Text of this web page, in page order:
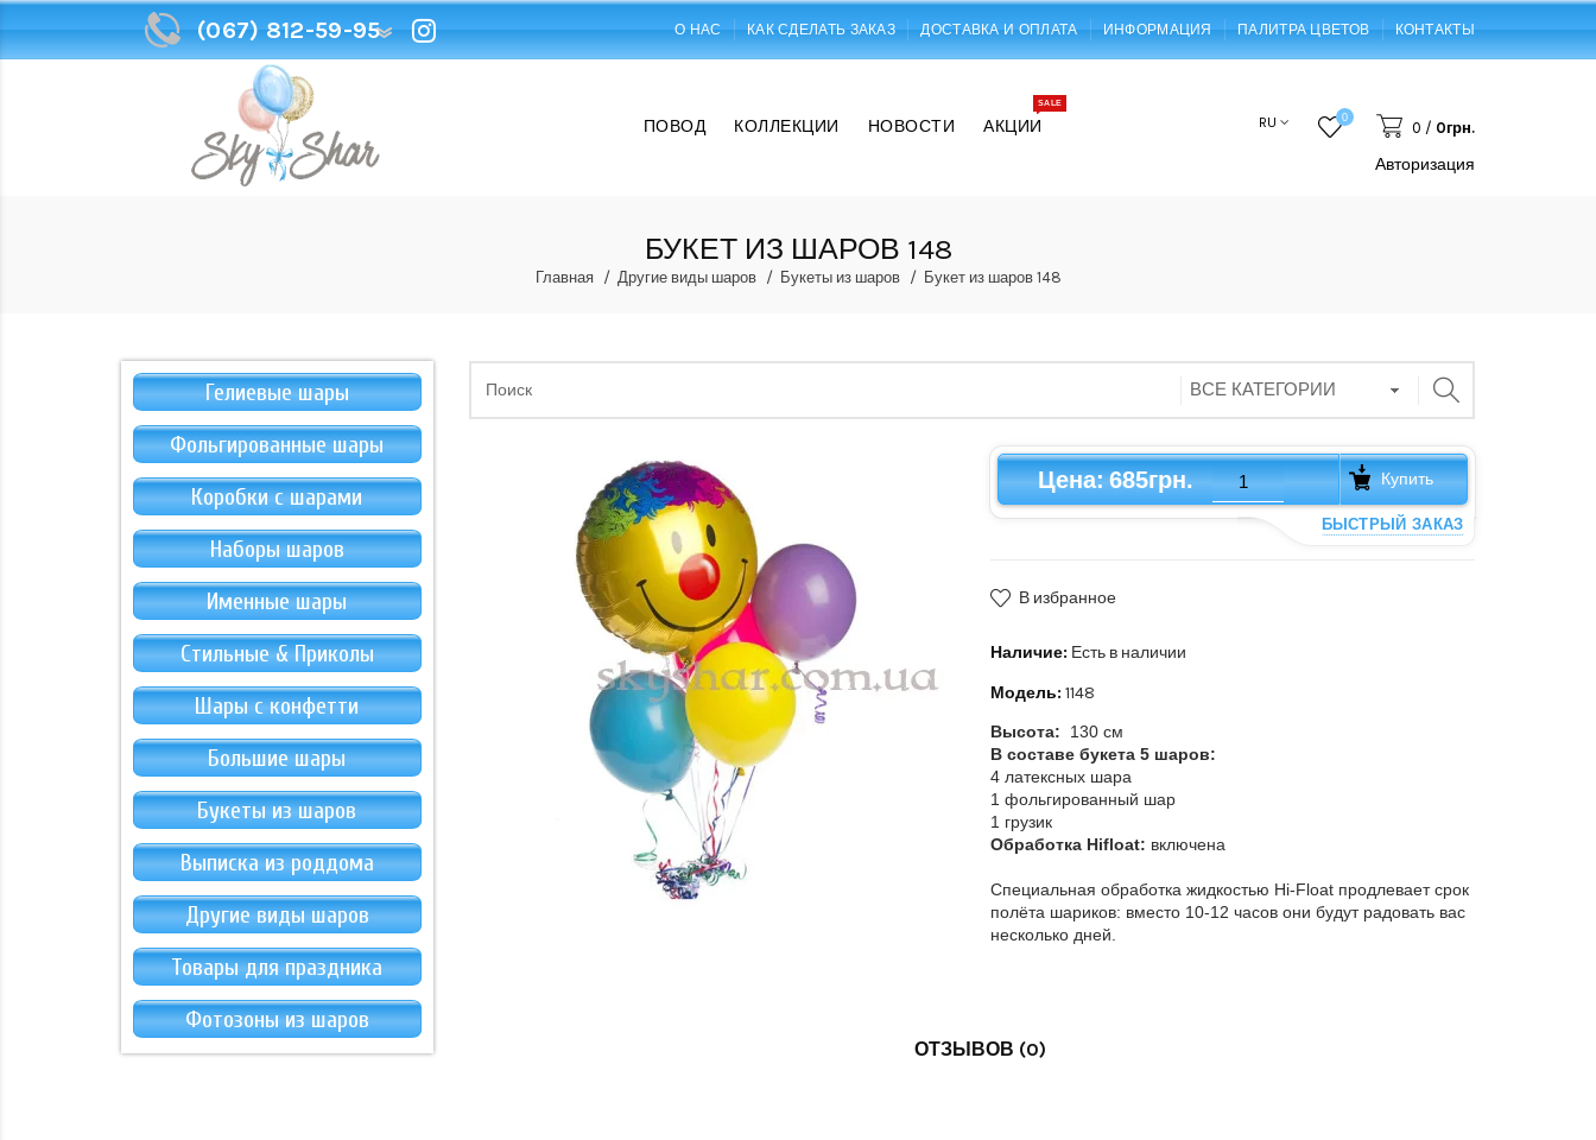
(067) 812-59-95
(067) 812-59-95
О НАС КАК СДЕЛАТЬ ЗАКАЗ ДОСТАВКА И ОПЛАТА ИНФОРМАЦИЯ ПАЛИТРА ЦВЕТОВ КОНТАКТЫ
ПОВОД КОЛЛЕКЦИИ НОВОСТИ АКЦИИ
SALE
RU 0
0 / 0грн.
Авторизация
БУКЕТ ИЗ ШАРОВ 148
Главная Другие виды шаров Букеты из шаров Букет из шаров 148
Гелиевые шары
Фольгированные шары
Коробки с шарами
Наборы шаров
Именные шары
Стильные & Приколы
Шары с конфетти
Большие шары
Букеты из шаров
Выписка из роддома
Другие виды шаров
Товары для праздника
Фотозоны из шаров
Цена:685грн. Купить
БЫСТРЫЙ ЗАКАЗ
В избранное
Наличие: Есть в наличии
Модель: 1148
Высота:
130 см
В составе букета 5 шаров:
4 латексных шара
1 фольгированный шар
1 грузик
Обработка Hifloat: включена
Специальная обработка жидкостью Hi-Float продлевает срок
полёта шариков: вместо 10-12 часов они будут радовать вас
несколько дней.
ОТЗЫВОВ (0)